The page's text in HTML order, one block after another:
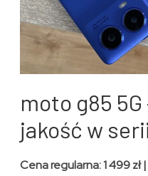
moto g85
jakość w
Cena regularna: 1 499